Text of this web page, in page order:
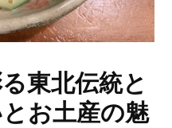
東北伝統と
お土産の魅